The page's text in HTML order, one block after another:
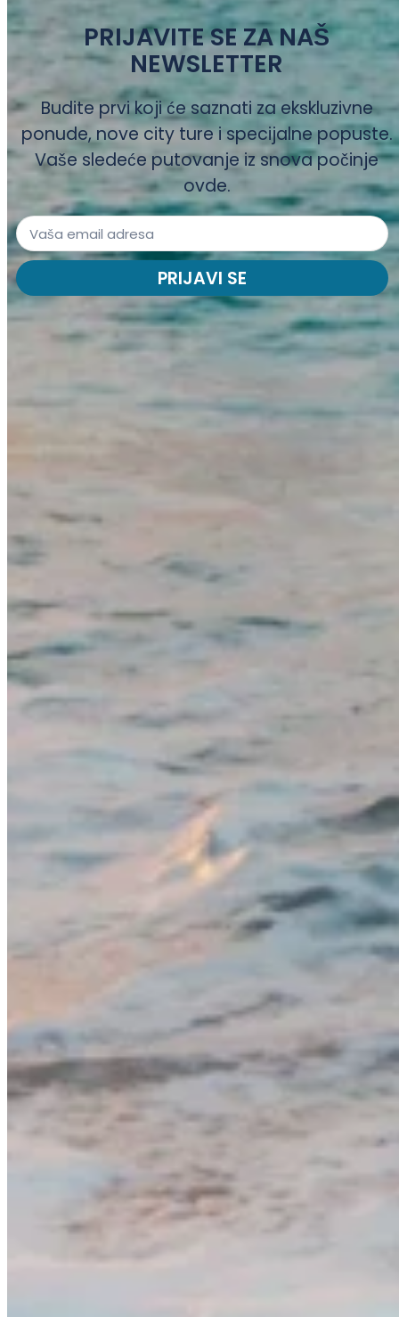
PRIJAVITE SE ZA NAŠ
NEWSLETTER
Budite prvi koji će saznati za ekskluzivne
ponude, nove city ture i specijalne popuste.
Vaše sledeće putovanje iz snova počinje
ovde.
PRIJAVI SE